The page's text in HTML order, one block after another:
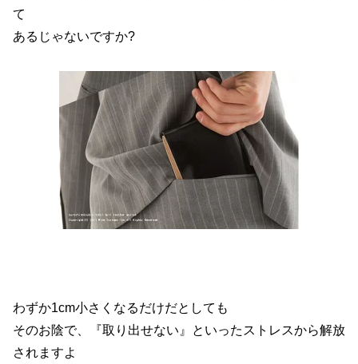
て
あるじゃないですか?
わずか1cm小さくなるだけだとしても
そのお陰で、『取り出せない』といったストレスから解放
されますよ